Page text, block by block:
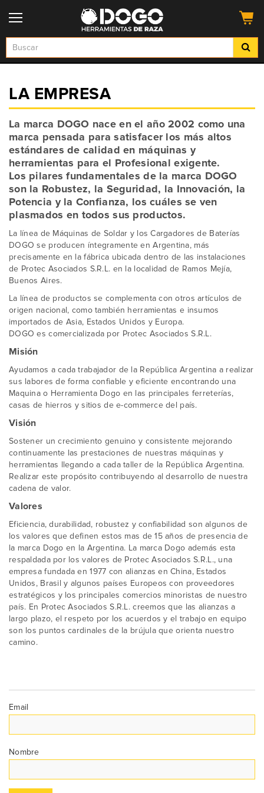
LA EMPRESA
La marca DOGO nace en el año 2002 como una
marca pensada para satisfacer los más altos
estándares de calidad en máquinas y
herramientas para el Profesional exigente.
Los pilares fundamentales de la marca DOGO
son la Robustez, la Seguridad, la Innovación, la
Potencia y la Confianza, los cuáles se ven
plasmados en todos sus productos.
La línea de Máquinas de Soldar y los Cargadores de Baterías
DOGO se producen íntegramente en Argentina, más
precisamente en la fábrica ubicada dentro de las instalaciones
de Protec Asociados S.R.L. en la localidad de Ramos Mejía,
Buenos Aires.
La línea de productos se complementa con otros artículos de
origen nacional, como también herramientas e insumos
importados de Asia, Estados Unidos y Europa.
DOGO es comercializada por Protec Asociados S.R.L.
Misión
Ayudamos a cada trabajador de la República Argentina a realizar
sus labores de forma confiable y eficiente encontrando una
Maquina o Herramienta Dogo en las principales ferreterías,
casas de hierros y sitios de e-commerce del país.
Visión
Sostener un crecimiento genuino y consistente mejorando
continuamente las prestaciones de nuestras máquinas y
herramientas llegando a cada taller de la República Argentina.
Realizar este propósito contribuyendo al desarrollo de nuestra
cadena de valor.
Valores
Eficiencia, durabilidad, robustez y confiabilidad son algunos de
los valores que definen estos mas de 15 años de presencia de
la marca Dogo en la Argentina. La marca Dogo además esta
respaldada por los valores de Protec Asociados S.R.L., una
empresa fundada en 1977 con alianzas en China, Estados
Unidos, Brasil y algunos países Europeos con proveedores
estratégicos y los principales comercios minoristas de nuestro
país. En Protec Asociados S.R.L. creemos que las alianzas a
largo plazo, el respeto por los acuerdos y el trabajo en equipo
son los puntos cardinales de la brújula que orienta nuestro
camino.
Email
Nombre